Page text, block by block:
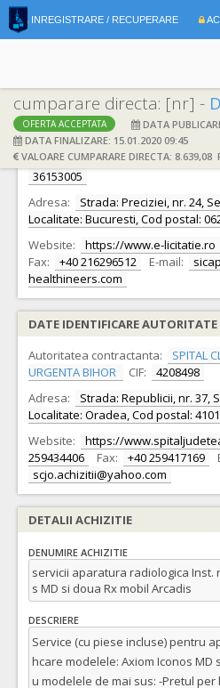
INREGISTRARE / RECUPERARE
cumparare directa: [nr] -
OFERTA ACCEPTATA
DATA
DATA FINALIZARE: 15.01.2020 09:45
VALOARE CUMPARARE DIRECTA:
DATE IDENTIFICARE OFERTANT
Ofertant: S.C. SIEMENS
36153005
Adresa:
Strada: Preciziei, nr. 24,
Localitate: Bucuresti, Cod postal:
Website:
https://www.e-licitatie.ro
Fax:
+40 216296512 E-mail:
healthineers.com
DATE IDENTIFICARE
Autoritatea contractanta:
SPITAL
URGENTA BIHOR
CIF:
4208498
Adresa:
Strada: Republicii, nr. 37,
Localitate: Oradea, Cod postal:
Website:
https://
259434406
Fax: +40 259417169
scjo.achizitii@yahoo.com
DETALII ACHIZITIE
DENUMIRE ACHIZITIE
servicii aparatura radiologica Inst.
s MD si doua Rx mobil Arcadis
DESCRIERE
Service (cu piese incluse) pentru
hcare modelele: Axiom Iconos MD
u modelele de mai sus: -Pretul per